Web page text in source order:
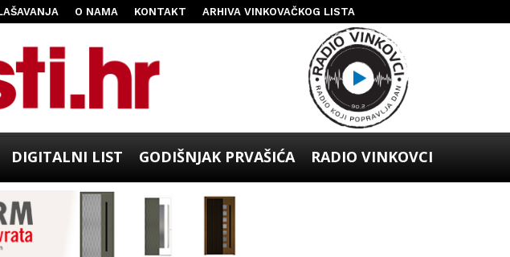
O NAMA KONTAKT ARHIVA VINKOVAČKOG LISTA
DIGITALNI LIST GODIŠNJAK PRVAŠIĆA RADIO VINKOVCI